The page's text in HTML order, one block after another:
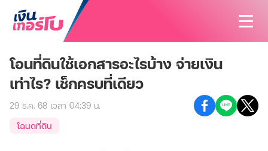
สนใจสินเชื่อ
สินเชื่อรถมอเตอร์ไซค์
สนใจประกัน
ประกันทั้งหมด
บทความ
โอนที่ดินใช้เอกสารอะไรบ้าง จ่ายเงิน
เท่าไร? เช็กครบที่เดียว
29 ธ.ค. 68 เวลา 04:39 น.
โฉนดที่ดิน